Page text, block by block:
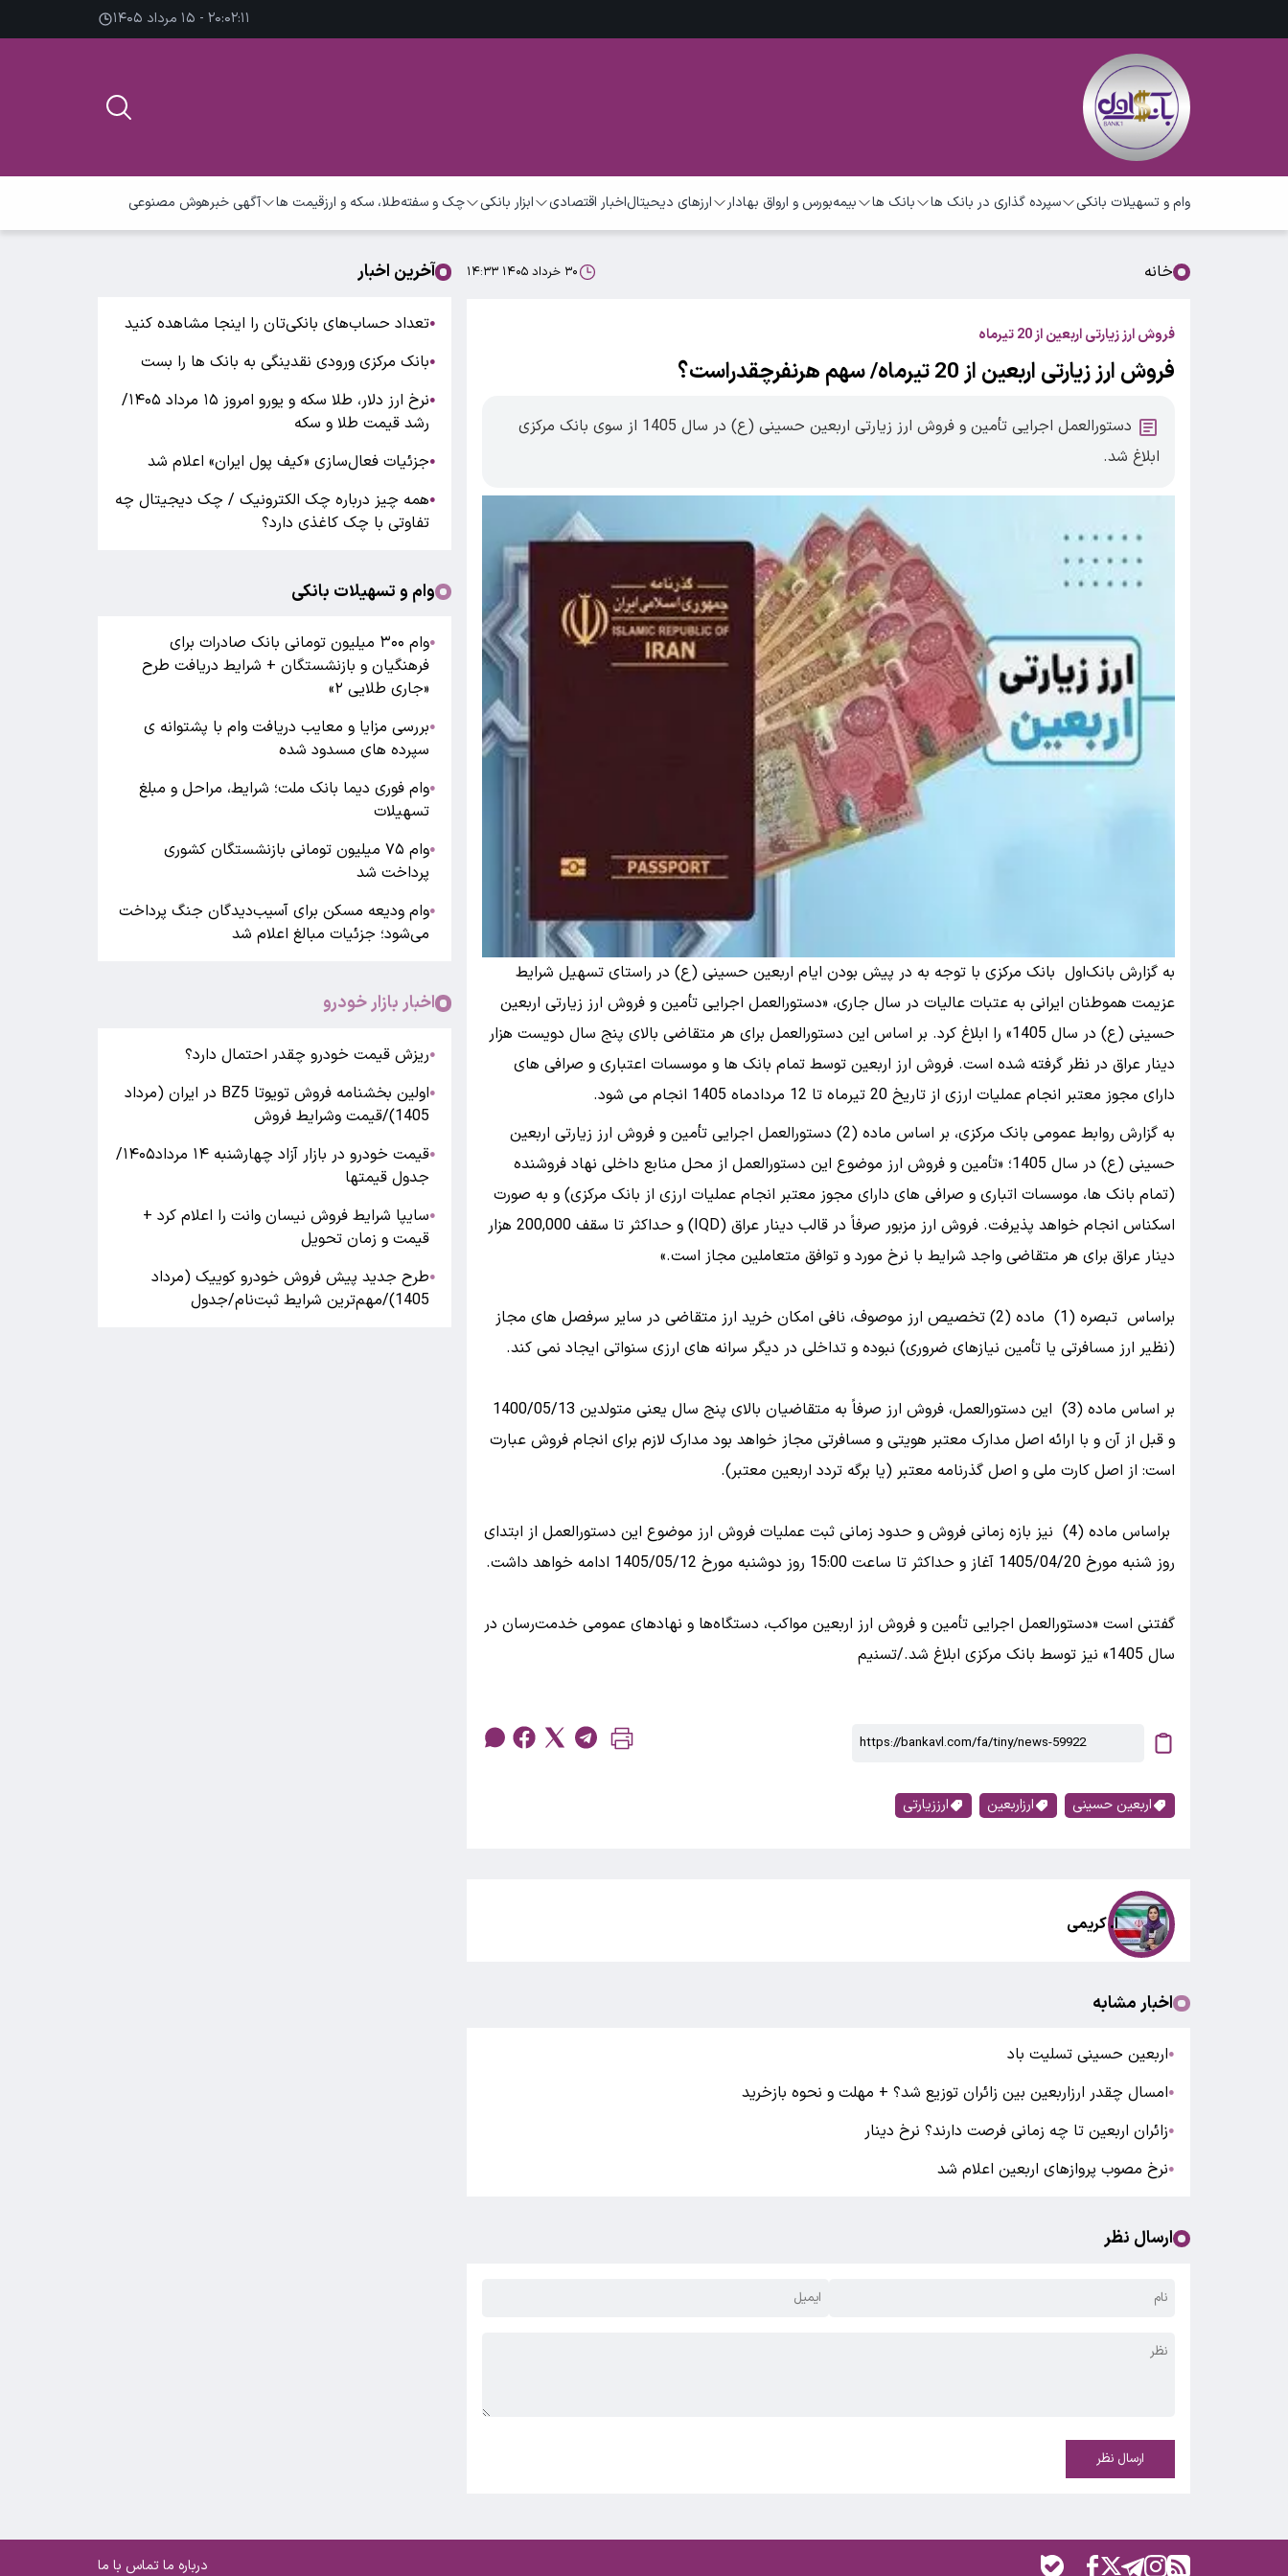
۲۰:۰۲:۱۲ - ۱۵ مرداد ۱۴۰۵
وام و تسهیلات بانکی سپرده گذاری در بانک ها بانک ها بیمهبورس و ارواق بهادار ارزهای دیحیتالاخبار اقتصادی ابزار بانکی چک و سفتهطلا، سکه و ارزقیمت ها آگهی خبرهوش مصنوعی
خانه ۳۰ خرداد ۱۴۰۵ ۱۴:۳۳
فروش ارز زیارتی اربعین از 20 تیرماه
فروش ارز زیارتی اربعین از 20 تیرماه/ سهم هرنفرچقدراست؟
دستورالعمل اجرایی تأمین و فروش ارز زیارتی اربعین حسینی (ع) در سال 1405 از سوی بانک مرکزی
ابلاغ شد.
به گزارش بانک‌اول بانک مرکزی با توجه به در پیش بودن ایام اربعین حسینی (ع) در راستای تسهیل شرایط
عزیمت هموطنان ایرانی به عتبات عالیات در سال جاری، «دستورالعمل اجرایی تأمین و فروش ارز زیارتی اربعین
حسینی (ع) در سال 1405» را ابلاغ کرد. بر اساس این دستورالعمل برای هر متقاضی بالای پنج سال دویست هزار
دینار عراق در نظر گرفته شده است. فروش ارز اربعین توسط تمام بانک ها و موسسات اعتباری و صرافی های
دارای مجوز معتبر انجام عملیات ارزی از تاریخ 20 تیرماه تا 12 مردادماه 1405 انجام می شود.
به گزارش روابط عمومی بانک مرکزی، بر اساس ماده (2) دستورالعمل اجرایی تأمین و فروش ارز زیارتی اربعین
حسینی (ع) در سال 1405؛ «تأمین و فروش ارز موضوع این دستورالعمل از محل منابع داخلی نهاد فروشنده
(تمام بانک ها، موسسات اتباری و صرافی های دارای مجوز معتبر انجام عملیات ارزی از بانک مرکزی) و به صورت
اسکناس انجام خواهد پذیرفت. فروش ارز مزبور صرفاً در قالب دینار عراق (IQD) و حداکثر تا سقف 200,000 هزار
دینار عراق برای هر متقاضی واجد شرایط با نرخ مورد و توافق متعاملین مجاز است.»
براساس تبصره (1) ماده (2) تخصیص ارز موصوف، نافی امکان خرید ارز متقاضی در سایر سرفصل های مجاز
(نظیر ارز مسافرتی یا تأمین نیازهای ضروری) نبوده و تداخلی در دیگر سرانه های ارزی سنواتی ایجاد نمی کند.
بر اساس ماده (3) این دستورالعمل، فروش ارز صرفاً به متقاضیان بالای پنج سال یعنی متولدین 1400/05/13
و قبل از آن و با ارائه اصل مدارک معتبر هویتی و مسافرتی مجاز خواهد بود مدارک لازم برای انجام فروش عبارت
است: از اصل کارت ملی و اصل گذرنامه معتبر (یا برگه تردد اربعین معتبر).
براساس ماده (4) نیز بازه زمانی فروش و حدود زمانی ثبت عملیات فروش ارز موضوع این دستورالعمل از ابتدای
روز شنبه مورخ 1405/04/20 آغاز و حداکثر تا ساعت 15:00 روز دوشنبه مورخ 1405/05/12 ادامه خواهد داشت.
گفتنی است «دستورالعمل اجرایی تأمین و فروش ارز اربعین مواکب، دستگاه‌ها و نهادهای عمومی خدمت‌رسان در
سال 1405» نیز توسط بانک مرکزی ابلاغ شد./تسنیم
اربعین حسینی ارزاربعین ارززیارتی
ا. کریمی
اخبار مشابه
●اربعین حسینی تسلیت باد
●امسال چقدر ارزاربعین بین زائران توزیع شد؟ + مهلت و نحوه بازخرید
●زائران اربعین تا چه زمانی فرصت دارند؟ نرخ دینار
●نرخ مصوب پروازهای اربعین اعلام شد
ارسال نظر
ارسال نظر
آخرین اخبار
●تعداد حساب‌های بانکی‌تان را اینجا مشاهده کنید
●بانک مرکزی ورودی نقدینگی به بانک ها را بست
●
نرخ ارز دلار، طلا سکه و یورو امروز ۱۵ مرداد ۱۴۰۵/
رشد قیمت طلا و سکه
●جزئیات فعال‌سازی «کیف پول ایران» اعلام شد
●همه چیز درباره چک الکترونیک / چک دیجیتال چه
تفاوتی با چک کاغذی دارد؟
وام و تسهیلات بانکی
●
وام ۳۰۰ میلیون تومانی بانک صادرات برای
فرهنگیان و بازنشستگان + شرایط دریافت طرح
«جاری طلایی ۲»
●بررسی مزایا و معایب دریافت وام با پشتوانه ی
سپرده های مسدود شده
●وام فوری دیما بانک ملت؛ شرایط، مراحل و مبلغ
تسهیلات
●
وام ۷۵ میلیون تومانی بازنشستگان کشوری
پرداخت شد
●وام ودیعه مسکن برای آسیب‌دیدگان جنگ پرداخت
می‌شود؛ جزئیات مبالغ اعلام شد
اخبار بازار خودرو
●ریزش قیمت خودرو چقدر احتمال دارد؟
●
اولین بخشنامه فروش تویوتا BZ5 در ایران (مرداد
1405)/قیمت وشرایط فروش
●
قیمت خودرو در بازار آزاد چهارشنبه ۱۴ مرداد۱۴۰۵/
جدول قیمتها
●سایپا شرایط فروش نیسان وانت را اعلام کرد +
قیمت و زمان تحویل
●طرح جدید پیش فروش خودرو کوییک (مرداد
1405)/مهم‌ترین شرایط ثبت‌نام/جدول
درباره ماتماس با ما